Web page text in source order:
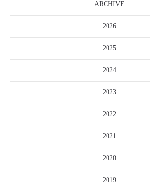
ARCHIVE
2026
2025
2024
2023
2022
2021
2020
2019